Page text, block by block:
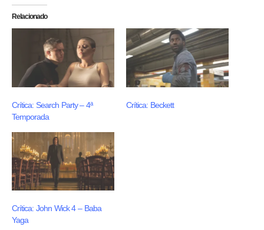
Relacionado
Crítica: Search Party – 4ª
Temporada
Crítica: Beckett
Crítica: John Wick 4 – Baba
Yaga